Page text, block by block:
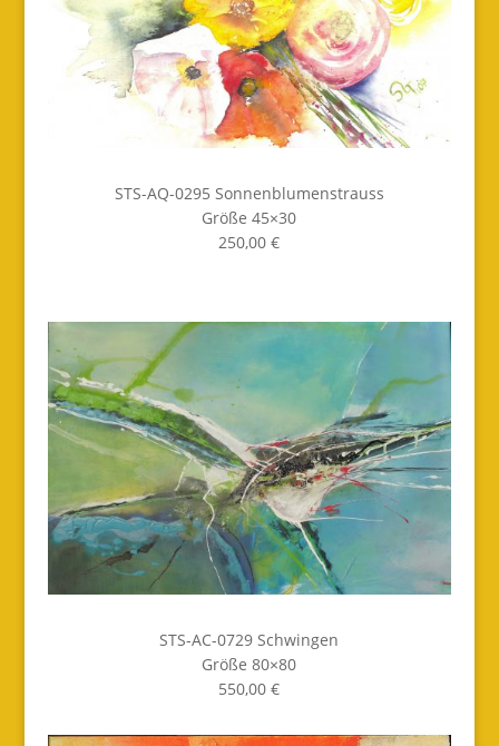
STS-AQ-0295 Sonnenblumenstrauss
Größe 45×30
250,00 €
STS-AC-0729 Schwingen
Größe 80×80
550,00 €